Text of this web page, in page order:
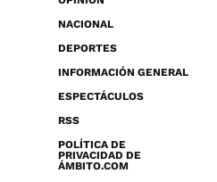
NACIONAL
DEPORTES
INFORMACIÓN GENERAL
ESPECTÁCULOS
RSS
POLÍTICA DE
PRIVACIDAD DE
ÁMBITO.COM